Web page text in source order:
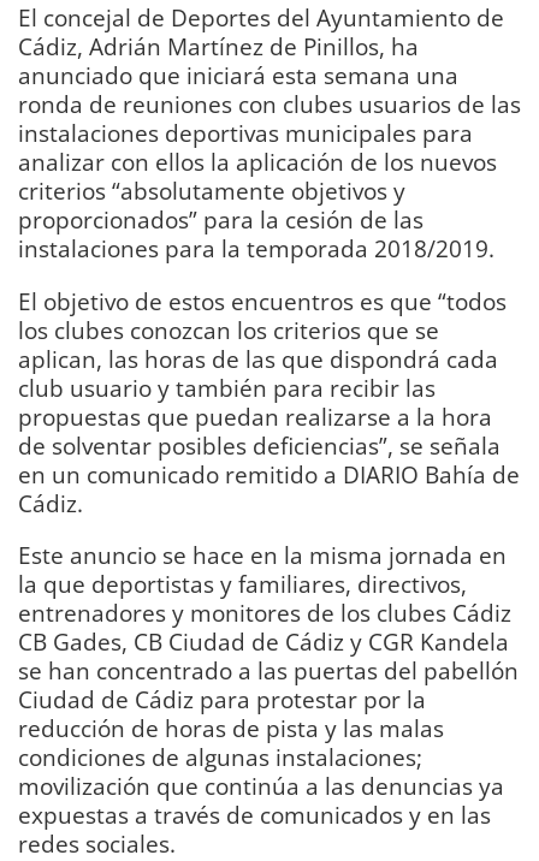
El concejal de Deportes del Ayuntamiento de
Cádiz, Adrián Martínez de Pinillos, ha
anunciado que iniciará esta semana una
ronda de reuniones con clubes usuarios de las
instalaciones deportivas municipales para
analizar con ellos la aplicación de los nuevos
criterios “absolutamente objetivos y
proporcionados” para la cesión de las
instalaciones para la temporada 2018/2019.
El objetivo de estos encuentros es que “todos
los clubes conozcan los criterios que se
aplican, las horas de las que dispondrá cada
club usuario y también para recibir las
propuestas que puedan realizarse a la hora
de solventar posibles deficiencias”, se señala
en un comunicado remitido a DIARIO Bahía de
Cádiz.
Este anuncio se hace en la misma jornada en
la que deportistas y familiares, directivos,
entrenadores y monitores de los clubes Cádiz
CB Gades, CB Ciudad de Cádiz y CGR Kandela
se han concentrado a las puertas del pabellón
Ciudad de Cádiz para protestar por la
reducción de horas de pista y las malas
condiciones de algunas instalaciones;
movilización que continúa a las denuncias ya
expuestas a través de comunicados y en las
redes sociales.